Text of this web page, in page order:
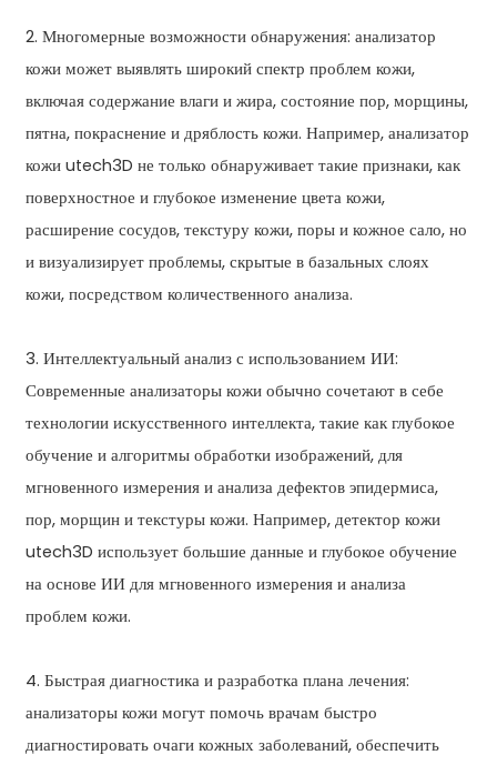
2. Многомерные возможности обнаружения: анализатор
кожи может выявлять широкий спектр проблем кожи,
включая содержание влаги и жира, состояние пор, морщины,
пятна, покраснение и дряблость кожи. Например, анализатор
кожи utech3D не только обнаруживает такие признаки, как
поверхностное и глубокое изменение цвета кожи,
расширение сосудов, текстуру кожи, поры и кожное сало, но
и визуализирует проблемы, скрытые в базальных слоях
кожи, посредством количественного анализа.
3. Интеллектуальный анализ с использованием ИИ:
Современные анализаторы кожи обычно сочетают в себе
технологии искусственного интеллекта, такие как глубокое
обучение и алгоритмы обработки изображений, для
мгновенного измерения и анализа дефектов эпидермиса,
пор, морщин и текстуры кожи. Например, детектор кожи
utech3D использует большие данные и глубокое обучение
на основе ИИ для мгновенного измерения и анализа
проблем кожи.
4. Быстрая диагностика и разработка плана лечения:
анализаторы кожи могут помочь врачам быстро
диагностировать очаги кожных заболеваний, обеспечить